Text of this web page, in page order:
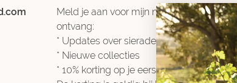
Meld je aan voor mijn nieuwsbrief en
ontvang:
* Updates over sieradentrends
* Nieuwe collecties
* 10% korting op je eerste bestelling